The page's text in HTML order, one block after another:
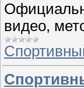
видео,